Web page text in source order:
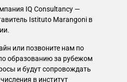
IQ Consultancy —
Istituto Marangoni в
или позвоните нам по
образованию за рубежом
и будут сопровождать
в институт